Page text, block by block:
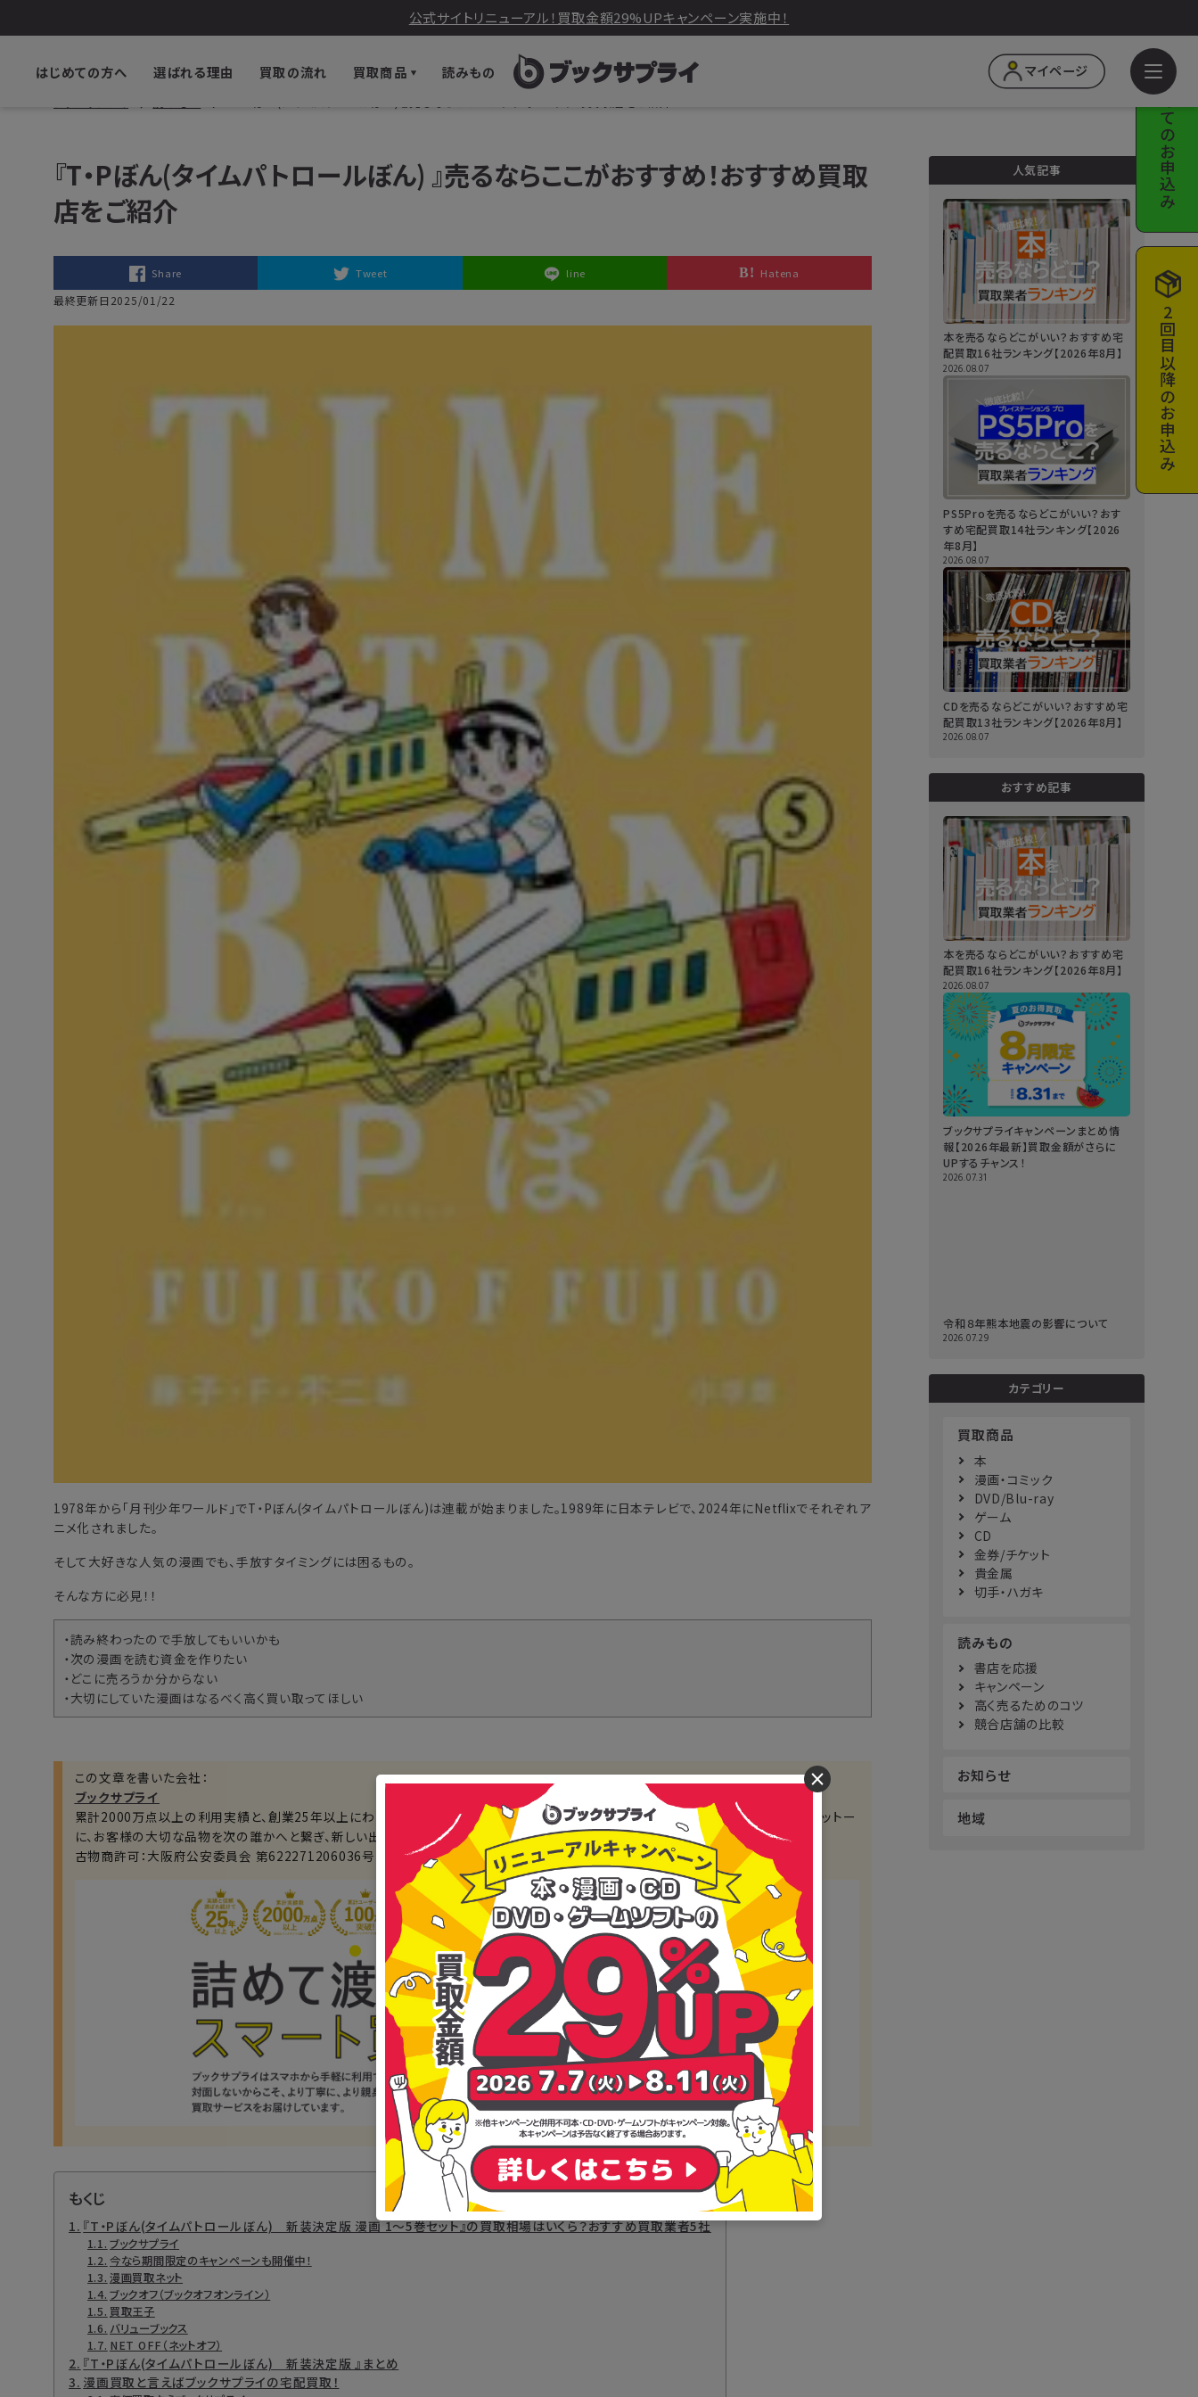
公式サイトリニューアル！買取金額29%UPキャンペーン実施中！
はじめての方へ 選ばれる理由 買取の流れ 買取商品 読みもの マイページ はじめての
お申込み
2回目以降の
お申込み
『T・Pぼん(タイムパトロールぼん) 』売るならここがおすすめ！おすすめ買取
店をご紹介
Share Tweet line Hatena
最終更新日2025/01/22
1978年から「月刊少年ワールド」でT・Pぼん(タイムパトロールぼん)は連載が始まりました。1989年に日本テレビで、2024年にNetflixでそれぞれア
ニメ化されました。
そして大好きな人気の漫画でも、手放すタイミングには困るもの。
そんな方に必見！！
・読み終わったので手放してもいいかも
・次の漫画を読む資金を作りたい
・どこに売ろうか分からない
・大切にしていた漫画はなるべく高く買い取ってほしい
この文章を書いた会社：
ブックサプライ
累計2000万点以上の利用実績と、創業25年以上にわたる信頼で選ばれ続けている買取・販売の専門会社。『感動を循環させよう』をモットー
に、お客様の大切な品物を次の誰かへと繋ぎ、新しい出会いを生み出している会社です。
古物商許可：大阪府公安委員会 第622271206036号
もくじ
『T・Pぼん(タイムパトロールぼん) 新装決定版 漫画 1～5巻セット』の買取相場はいくら？おすすめ買取業者5社
ブックサプライ
今なら期間限定のキャンペーンも開催中！
漫画買取ネット
ブックオフ（ブックオフオンライン）
買取王子
バリューブックス
NET OFF（ネットオフ）
『T・Pぼん(タイムパトロールぼん) 新装決定版 』まとめ
漫画買取と言えばブックサプライの宅配買取！
人気記事
本を売るならどこがいい？おすすめ宅
配買取16社ランキング【2026年8月】
2026.08.07
PS5Proを売るならどこがいい？おす
すめ宅配買取14社ランキング【2026
年8月】
2026.08.07
CDを売るならどこがいい？おすすめ宅
配買取13社ランキング【2026年8月】
2026.08.07
おすすめ記事
本を売るならどこがいい？おすすめ宅
配買取16社ランキング【2026年8月】
2026.08.07
ブックサプライキャンペーンまとめ情
報【2026年最新】買取金額がさらに
UPするチャンス！
2026.07.31
令和８年熊本地震の影響について
2026.07.29
カテゴリー
買取商品
本
漫画・コミック
DVD/Blu-ray
ゲーム
CD
金券/チケット
貴金属
切手・ハガキ
読みもの
書店を応援
キャンペーン
高く売るためのコツ
競合店舗の比較
お知らせ
地域
×